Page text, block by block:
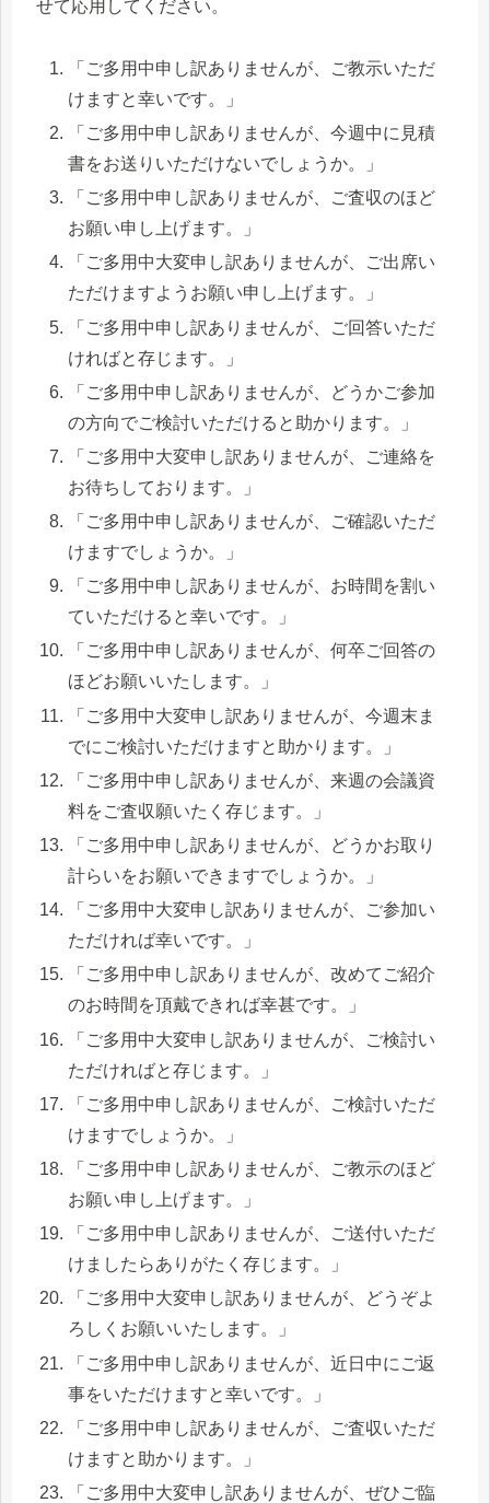
せて応用してください。
「ご多用中申し訳ありませんが、ご教示いただ
けますと幸いです。」
「ご多用中申し訳ありませんが、今週中に見積
書をお送りいただけないでしょうか。」
「ご多用中申し訳ありませんが、ご査収のほど
お願い申し上げます。」
「ご多用中大変申し訳ありませんが、ご出席い
ただけますようお願い申し上げます。」
「ご多用中申し訳ありませんが、ご回答いただ
ければと存じます。」
「ご多用中申し訳ありませんが、どうかご参加
の方向でご検討いただけると助かります。」
「ご多用中大変申し訳ありませんが、ご連絡を
お待ちしております。」
「ご多用中申し訳ありませんが、ご確認いただ
けますでしょうか。」
「ご多用中申し訳ありませんが、お時間を割い
ていただけると幸いです。」
「ご多用中申し訳ありませんが、何卒ご回答の
ほどお願いいたします。」
「ご多用中大変申し訳ありませんが、今週末ま
でにご検討いただけますと助かります。」
「ご多用中申し訳ありませんが、来週の会議資
料をご査収願いたく存じます。」
「ご多用中申し訳ありませんが、どうかお取り
計らいをお願いできますでしょうか。」
「ご多用中大変申し訳ありませんが、ご参加い
ただければ幸いです。」
「ご多用中申し訳ありませんが、改めてご紹介
のお時間を頂戴できれば幸甚です。」
「ご多用中大変申し訳ありませんが、ご検討い
ただければと存じます。」
「ご多用中申し訳ありませんが、ご検討いただ
けますでしょうか。」
「ご多用中申し訳ありませんが、ご教示のほど
お願い申し上げます。」
「ご多用中申し訳ありませんが、ご送付いただ
けましたらありがたく存じます。」
「ご多用中大変申し訳ありませんが、どうぞよ
ろしくお願いいたします。」
「ご多用中申し訳ありませんが、近日中にご返
事をいただけますと幸いです。」
「ご多用中申し訳ありませんが、ご査収いただ
けますと助かります。」
「ご多用中大変申し訳ありませんが、ぜひご臨